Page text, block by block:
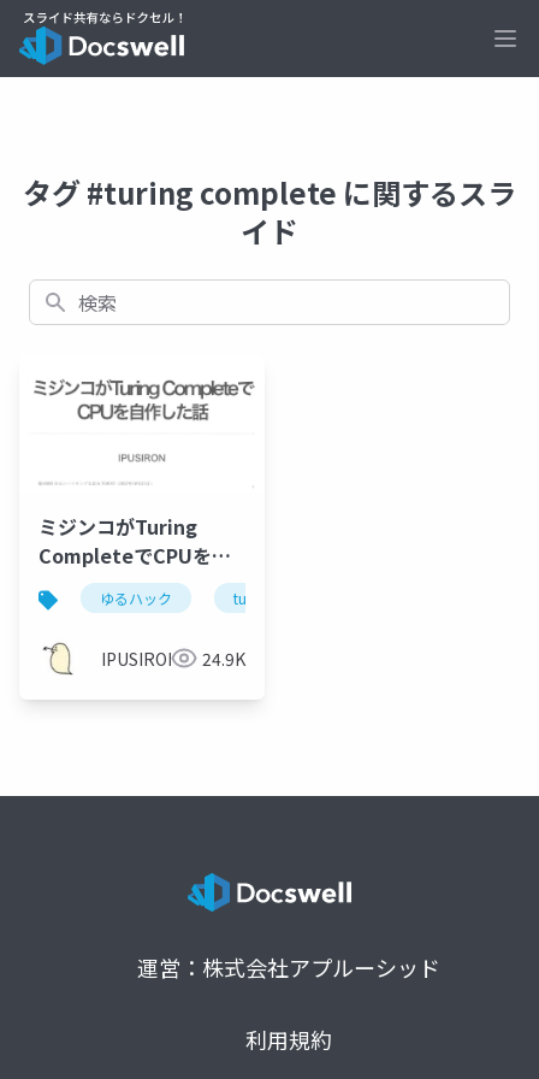
タグ #turing complete に関するスラ
イド
検索
ミジンコがTuring
CompleteでCPUを自
作した話ゆるハック turing complete
IPUSIRON 24.9K
運営：株式会社アプルーシッド
利用規約